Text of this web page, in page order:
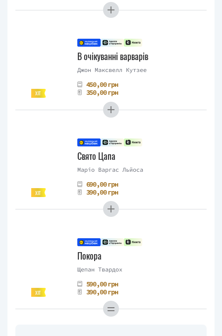
ХІТ
В очікуванні варварів
Джон Максвелл Кутзее
450,00 грн
350,00 грн
ХІТ
Свято Цапа
Маріо Варгас Льйоса
690,00 грн
390,00 грн
ХІТ
Покора
Щепан Твардох
590,00 грн
390,00 грн